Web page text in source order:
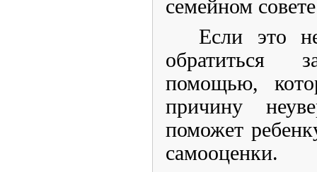
семейном
Если это
обратиться
помощью,
причину
поможет
самооценки.